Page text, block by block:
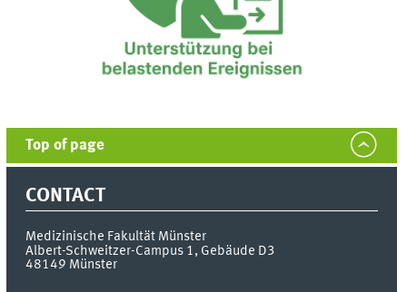
Top of page
CONTACT
Medizinische Fakultät Münster
Albert-Schweitzer-Campus 1, Gebäude D3
48149 Münster